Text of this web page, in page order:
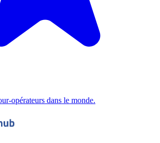
opérateurs dans le monde.